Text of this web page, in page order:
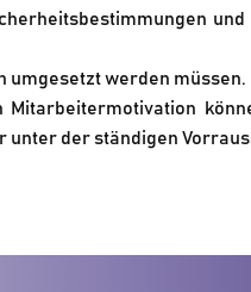
umgesetzt werden müssen.
der ständigen